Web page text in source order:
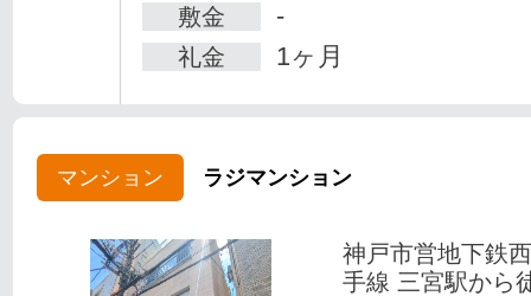
敷金 -
礼金 1ヶ月
マンション ラジマンション
神戸市営地下鉄
手線 三宮駅から